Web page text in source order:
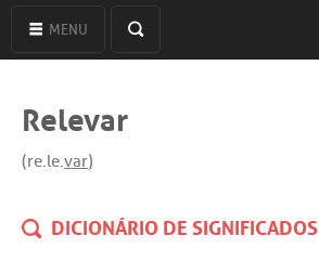
MENU
Relevar
(re.le.var)
DICIONÁRIO DE SIGNIFICADOS